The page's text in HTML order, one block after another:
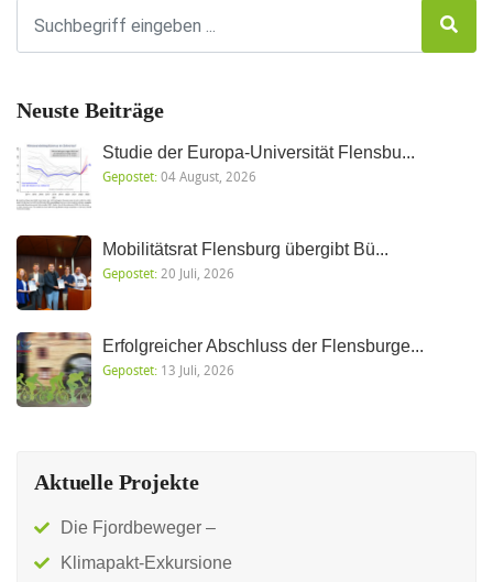
Neuste Beiträge
Studie der Europa-Universität Flensbu...
Gepostet:04 August, 2026
Mobilitätsrat Flensburg übergibt Bü...
Gepostet:20 Juli, 2026
Erfolgreicher Abschluss der Flensburge...
Gepostet: 13 Juli, 2026
Aktuelle Projekte
Die Fjordbeweger –
Klimapakt-Exkursione